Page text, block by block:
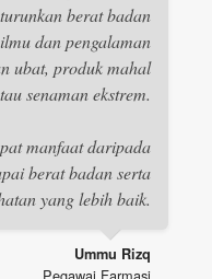
berat badan
dan pengalaman
ubat, produk mahal
senaman ekstrem.
manfaat daripada
berat badan serta
yang lebih baik.
Ummu Rizq